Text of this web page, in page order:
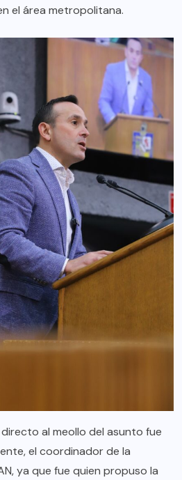
el área metropolitana.
al meollo del asunto fue
el coordinador de la
ya que fue quien propuso la